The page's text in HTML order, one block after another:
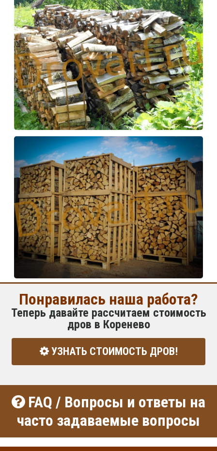
Понравилась наша работа?
Теперь давайте рассчитаем стоимость
дров в Коренево
УЗНАТЬ СТОИМОСТЬ ДРОВ!
FAQ / Вопросы и ответы на
часто задаваемые вопросы